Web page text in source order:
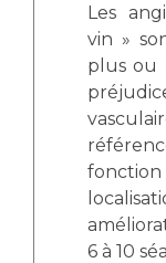
Les
vin »
plus ou
6 à 10